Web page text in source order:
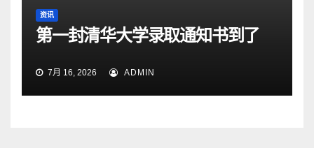
资讯
第一封清华大学录取通知书到了
7月 16, 2026 ADMIN